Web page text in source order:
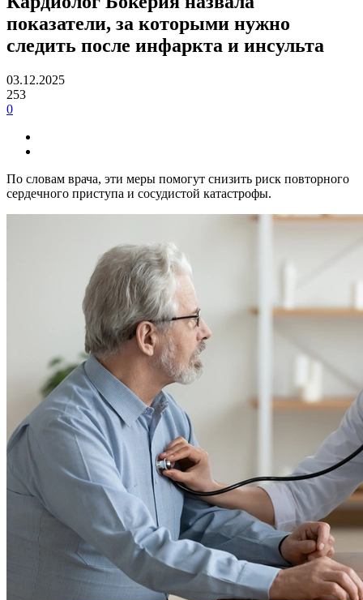
показатели, за которыми нужно
следить после инфаркта и инсульта
03.12.2025
253
0
По словам врача, эти меры помогут снизить риск повторного
сердечного приступа и сосудистой катастрофы.